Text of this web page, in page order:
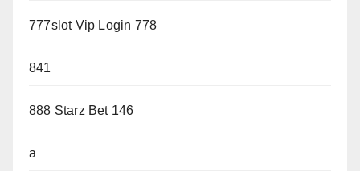
777slot Vip Login 778
841
888 Starz Bet 146
a